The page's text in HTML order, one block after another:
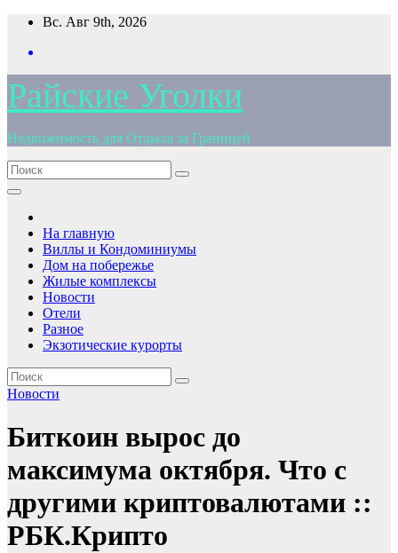
Перейти
содержимому
Вс. Авг 9th, 2026
Райские Уголки
Недвижимость для Отдыха за Границей
На главную
Виллы и Кондоминиумы
Дом на побережье
Жилые комплексы
Новости
Отели
Разное
Экзотические курорты
Новости
Биткоин вырос до
максимума октября. Что с
другими криптовалютами ::
РБК.Крипто